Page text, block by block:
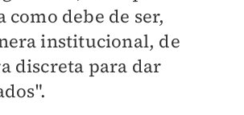
como debe de ser,
institucional, de
discreta para dar